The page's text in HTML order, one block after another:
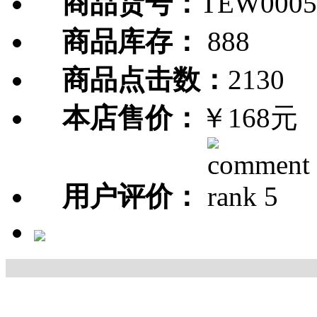
商品库存：
888
商品点击数： 2130
本店售价： ￥168元
用户评价：